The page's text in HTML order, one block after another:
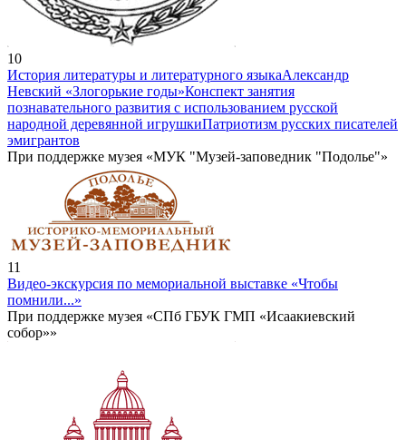
10
История литературы и литературного языкаАлександр
Невский «Злогорькие годы»Конспект занятия
познавательного развития с использованием русской
народной деревянной игрушкиПатриотизм русских писателей
эмигрантов
При поддержке музея «МУК "Музей-заповедник "Подолье"»
11
Видео-экскурсия по мемориальной выставке «Чтобы
помнили...»
При поддержке музея «СПб ГБУК ГМП «Исаакиевский
собор»»